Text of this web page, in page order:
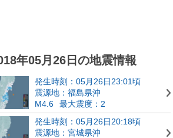
年05月26日の地震情報
発生時刻：05月26日23:01頃
震源地：福島県沖
M4.6
最大震度：2
発生時刻：05月26日20:18頃
震源地：宮城県沖